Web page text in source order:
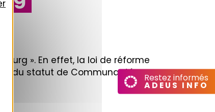
». En effet, la loi de réforme
du statut de Communauté
Restez informés
ADEUS INFO